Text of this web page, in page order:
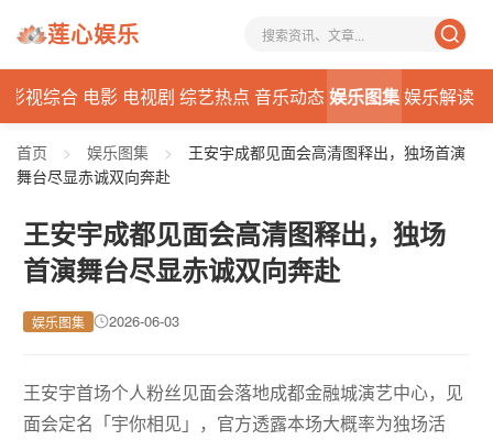
莲心娱乐
影视综合 电影 电视剧 综艺热点 音乐动态娱乐图集娱乐解读
首页 > 娱乐图集 >
王安宇成都见面会高清图释出，独场首演
舞台尽显赤诚双向奔赴
王安宇成都见面会高清图释出，独场
首演舞台尽显赤诚双向奔赴
娱乐图集 2026-06-03
王安宇首场个人粉丝见面会落地成都金融城演艺中心，见
面会定名「宇你相见」，官方透露本场大概率为独场活